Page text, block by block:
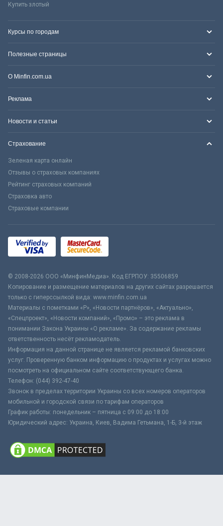
Купить злотый
Курсы по городам
Полезные страницы
О Minfin.com.ua
Реклама
Новости и статьи
Страхование
Зеленая карта онлайн
Отзывы о страховых компаниях
Рейтинг страховых компаний
Страховка авто
Страховые компании
© 2008-2026 ООО «МинфинМедиа». Код ЕГРПОУ: 35506859
Копирование и размещение материалов на других сайтах разрешается
только с гиперссылкой вида: www.minfin.com.ua
Материалы с пометками «Р», «Новости партнёров», «Актуально»,
«Спецпроект», «Новости компаний», «Промо» – это реклама в
понимании Закона Украины «О рекламе». За содержание рекламы
ответственность несёт рекламодатель.
Информация на данной странице не является рекламой банковских
услуг. Проверенную банком информацию о продуктах и услугах можно
посмотреть на официальном сайте соответствующего банка.
Телефон: (044) 392-47-40
Звонок в пределах территории Украины со всех номеров операторов
мобильной и городской связи по тарифам операторов
График работы: понедельник – пятница с 09:00 до 18:00
Юридический адрес: Украина, Киев, Вадима Гетьмана, 1-Б, 3-й этаж